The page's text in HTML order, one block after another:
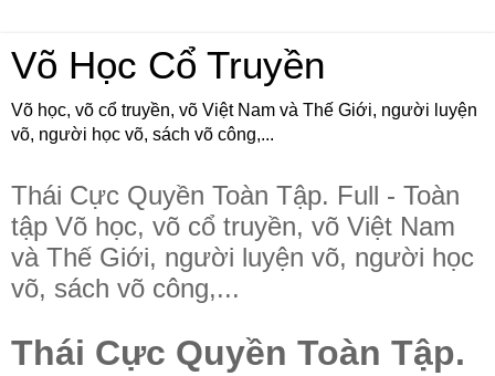
Võ Học Cổ Truyền
Võ học, võ cổ truyền, võ Việt Nam và Thế Giới, người luyện
võ, người học võ, sách võ công,...
Thái Cực Quyền Toàn Tập. Full - Toàn
tập Võ học, võ cổ truyền, võ Việt Nam
và Thế Giới, người luyện võ, người học
võ, sách võ công,...
Thái Cực Quyền Toàn Tập.